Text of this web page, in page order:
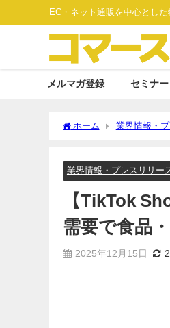
EC・ネット通販を中心とし
メルマガ登録 セミナ
ホーム 業界情報・
業界情報・プレスリリー
【TikTok
需要で食品
2025年12月15日